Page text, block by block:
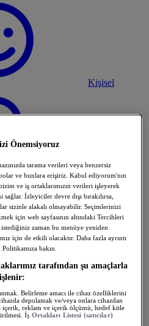
Kişisel
Yeni
Önemsiyoruz
tarama verileri veya benzersiz
ve bunlara erişiriz. Kabul ediyorum'nın
ve iş ortaklarımızın verileri işleyerek
sağlar. İzleyiciler devre dışı bırakılırsa,
sizinle alakalı olmayabilir. Seçimlerinizi
için web sayfasının altındaki Tercihleri
istediğiniz zaman bu menüye yeniden
için de etkili olacaktır. Daha fazla ayrıntı
bakın.
tarafından şu amaçlarla
işlenir:
Belirleme amacı ile cihaz özelliklerini
depolamak ve/veya onlara cihazdan
içerik, reklam ve içerik ölçümü, hedef kitle
İş Ortakları Listesi (satıcılar)